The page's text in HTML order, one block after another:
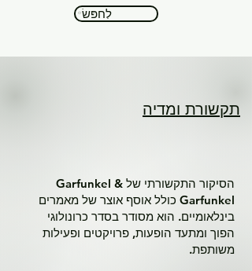
לְחַפֵּשׂ
תקשורת ומדיה
הסיקור התקשורתי של Garfunkel &
Garfunkel כולל אוסף אוצר של מאמרים
בינלאומיים. הוא מסודר בסדר כרונולוגי
הפוך ומתעד הופעות, פרויקטים ופעילות
משותפת.